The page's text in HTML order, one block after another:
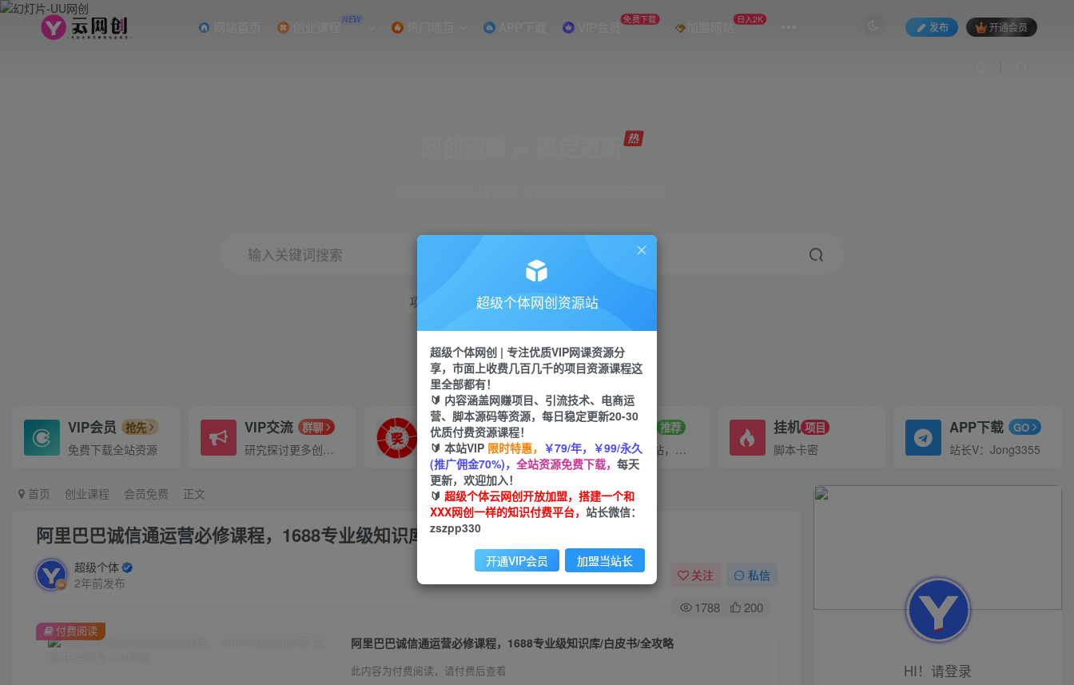
创业课程 NEW 热门项目 APP下载 VIP会员 免费下载 加盟网站 日入2K
发布 开通会员
输入关键词搜索
项目 引流 短视频 小红书
VIP会员 抢先
免费下载全站资源
VIP交流 群聊
研究探讨更多创业项目路子。
VIP推广
70%分佣
会员专属推广链接
招募站长 推荐
搭建同款网站，自己当老板
挂机 项目
脚本卡密
APP下载 GO
站长V：Jong3355
首页 创业课程 会员免费 正文
阿里巴巴诚信通运营必修课程，​1688专业级知识库/白皮书/全攻略
超级个体
2年前发布
关注 私信
1788 200
阿里巴巴诚信通运营必修课程，​1688专业级知识库/白皮书/全攻略
此内容为付费阅读，请付费后查看
付费阅读
HI！请登录
超级个体网创资源站
超级个体网创 | 专注优质VIP网课资源分
享，市面上收费几百几千的项目资源课程这
里全部都有！
🔰 内容涵盖网赚项目、引流技术、电商运
营、脚本源码等资源，每日稳定更新20-30
优质付费资源课程！
🔰 本站VIP 限时特惠， ￥79/年，￥99/永久
(推广佣金70%)， 全站资源免费下载， 每天
更新，欢迎加入！
🔰 超级个体云网创开放加盟，搭建一个和
XXX网创一样的知识付费平台， 站长微信：
zszpp330
开通VIP会员 加盟当站长